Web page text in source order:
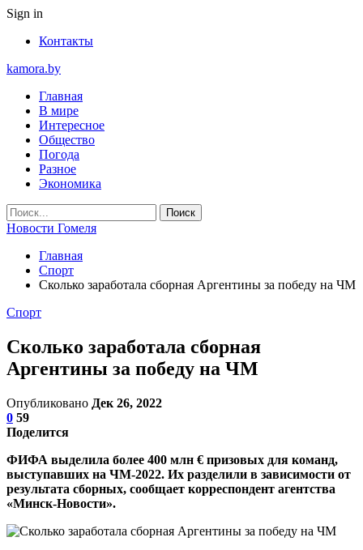
Sign in
Контакты
kamora.by
Главная
В мире
Интересное
Общество
Погода
Разное
Экономика
Новости Гомеля
Главная
Спорт
Сколько заработала сборная Аргентины за победу на ЧМ
Спорт
Сколько заработала сборная
Аргентины за победу на ЧМ
Опубликовано Дек 26, 2022
0 59
Поделится
ФИФА выделила более 400 млн € призовых для команд,
выступавших на ЧМ-2022. Их разделили в зависимости от
результата сборных, сообщает корреспондент агентства
«Минск-Новости».